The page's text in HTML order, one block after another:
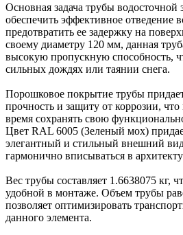
Основная задача трубы водосточной
обеспечить эффективное отведение
предотвратить ее задержку на
своему диаметру 120 мм, данная
высокую пропускную способность,
сильных дождях или таянии снега.
Порошковое покрытие трубы
прочность и защиту от коррозии, что
время сохранять свою
Цвет RAL 6005 (Зеленый мох)
элегантный и стильный внешний
гармонично вписываться в
Вес трубы составляет 1.6638075 кг,
удобной в монтаже. Объем трубы
позволяет оптимизировать
данного элемента.